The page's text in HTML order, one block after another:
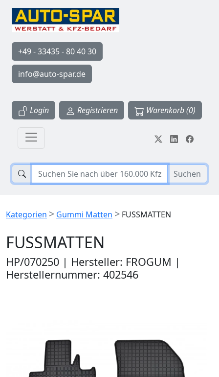
+49 - 33435 - 80 40 30
info@auto-spar.de
Login Registrieren Warenkorb (0)
Suchen
Kategorien > Gummi Matten > FUSSMATTEN
FUSSMATTEN
HP/070250 | Hersteller: FROGUM |
Herstellernummer: 402546